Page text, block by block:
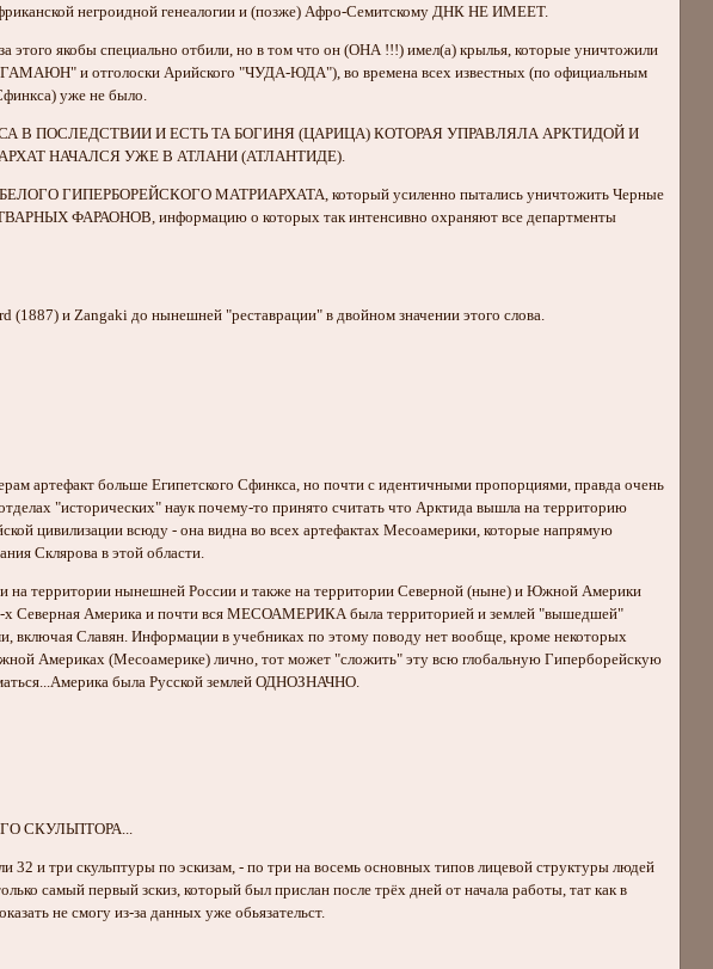
негроидной генеалогии и (позже) Афро-Семитскому ДНК НЕ ИМЕЕТ.
этого якобы специально отбили, но в том что он (ОНА !!!) имел(а) крылья, которые уничтожили
и отголоски Арийского "ЧУДА-ЮДА"), во времена всех известных (по официальным
уже не было.
В ПОСЛЕДСТВИИ И ЕСТЬ ТА БОГИНЯ (ЦАРИЦА) КОТОРАЯ УПРАВЛЯЛА АРКТИДОЙ И
НАЧАЛСЯ УЖЕ В АТЛАНИ (АТЛАНТИДЕ).
ГИПЕРБОРЕЙСКОГО МАТРИАРХАТА, который усиленно пытались уничтожить Черные
ФАРАОНОВ, информацию о которых так интенсивно охраняют все департменты
и Zangaki до нынешней "реставрации" в двойном значении этого слова.
артефакт больше Египетского Сфинкса, но почти с идентичными пропорциями, правда очень
"исторических" наук почему-то принято считать что Арктида вышла на территорию
цивилизации всюду - она видна во всех артефактах Месоамерики, которые напрямую
Склярова в этой области.
на территории нынешней России и также на территории Северной (ныне) и Южной Америки
Северная Америка и почти вся МЕСОАМЕРИКА была территорией и землей "вышедшей"
Славян. Информации в учебниках по этому поводу нет вообще, кроме некоторых
Америках (Месоамерике) лично, тот может "сложить" эту всю глобальную Гиперборейскую
была Русской землей ОДНОЗНАЧНО.
СКУЛЬПТОРА...
32 и три скульптуры по эскизам, - по три на восемь основных типов лицевой структуры людей
самый первый зскиз, который был прислан после трёх дней от начала работы, тат как в
не смогу из-за данных уже обьязательст.